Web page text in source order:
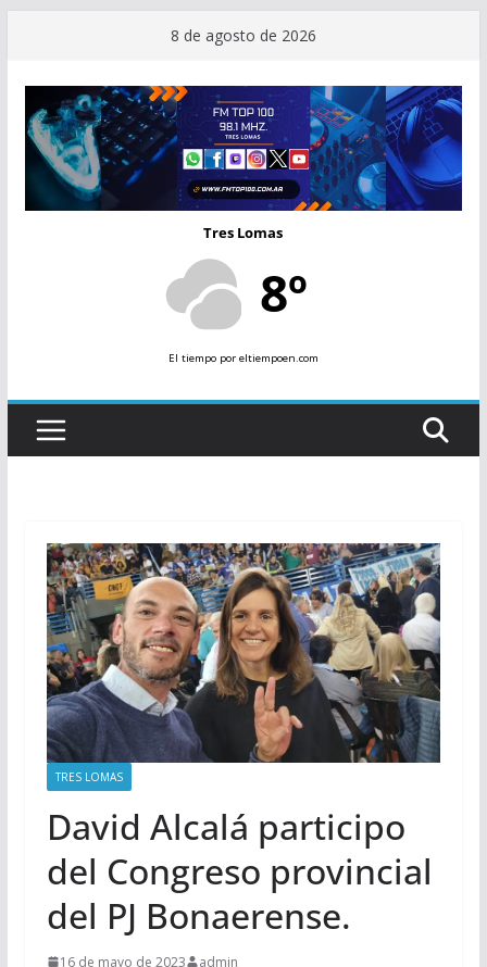
contenido
8 de agosto de 2026
Tres Lomas
8º
El tiempopor eltiempoen.com
TRES LOMAS
David Alcalá participo
del Congreso provincial
del PJ Bonaerense.
16 de mayo de 2023 admin